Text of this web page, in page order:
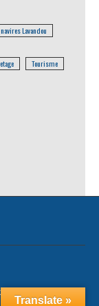
Lavandou
Tourisme
Translate »